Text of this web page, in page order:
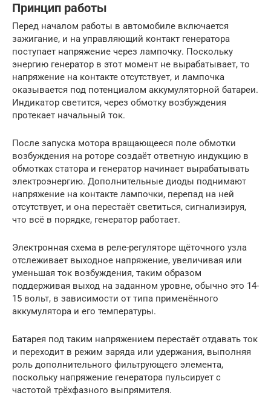
Принцип работы
Перед началом работы в автомобиле включается
зажигание, и на управляющий контакт генератора
поступает напряжение через лампочку. Поскольку
энергию генератор в этот момент не вырабатывает, то
напряжение на контакте отсутствует, и лампочка
оказывается под потенциалом аккумуляторной батареи.
Индикатор светится, через обмотку возбуждения
протекает начальный ток.
После запуска мотора вращающееся поле обмотки
возбуждения на роторе создаёт ответную индукцию в
обмотках статора и генератор начинает вырабатывать
электроэнергию. Дополнительные диоды поднимают
напряжение на контакте лампочки, перепад на ней
отсутствует, и она перестаёт светиться, сигнализируя,
что всё в порядке, генератор работает.
Электронная схема в реле-регуляторе щёточного узла
отслеживает выходное напряжение, увеличивая или
уменьшая ток возбуждения, таким образом
поддерживая выход на заданном уровне, обычно это 14-
15 вольт, в зависимости от типа применённого
аккумулятора и его температуры.
Батарея под таким напряжением перестаёт отдавать ток
и переходит в режим заряда или удержания, выполняя
роль дополнительного фильтрующего элемента,
поскольку напряжение генератора пульсирует с
частотой трёхфазного выпрямителя.